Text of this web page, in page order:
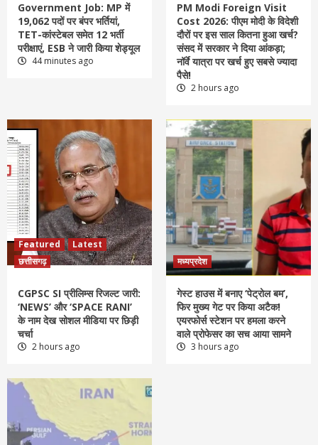
Government Job: MP में
19,062 पदों पर बंपर भर्तियां,
TET-कांस्टेबल समेत 12 भर्ती
परीक्षाएं, ESB ने जारी किया शेड्यूल
44 minutes ago
PM Modi Foreign Visit
Cost 2026: पीएम मोदी के विदेशी
दौरों पर इस साल कितना हुआ खर्च?
संसद में सरकार ने दिया आंकड़ा;
नॉर्वे यात्रा पर खर्च हुए सबसे ज्यादा
पैसे!
2 hours ago
Featured
Latest
छत्तीसगढ़
CGPSC SI प्रीलिम्स रिजल्ट जारी:
‘NEWS’ और ‘SPACE RANI’
के नाम देख सोशल मीडिया पर छिड़ी
चर्चा
2 hours ago
मध्यप्रदेश
गेस्ट हाउस में बनाए ‘पेट्रोल बम’,
फिर मुख्य गेट पर किया अटैक!
एयरफोर्स स्टेशन पर हमला करने
वाले प्रोफेसर का सच आया सामने
3 hours ago